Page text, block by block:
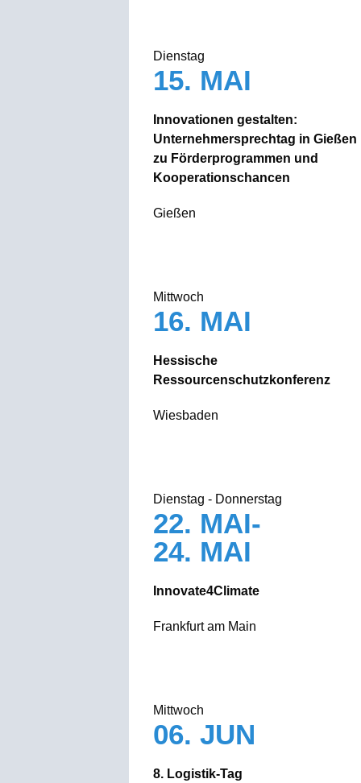
Dienstag
15. MAI
Innovationen gestalten:
Unternehmersprechtag in Gießen
zu Förderprogrammen und
Kooperationschancen
Gießen
Mittwoch
16. MAI
Hessische
Ressourcenschutzkonferenz
Wiesbaden
Dienstag - Donnerstag
22. MAI-
24. MAI
Innovate4Climate
Frankfurt am Main
Mittwoch
06. JUN
8. Logistik-Tag